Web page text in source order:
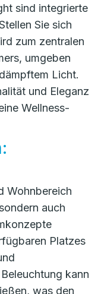
sind integrierte
Sie sich
zum zentralen
umgeben
Licht.
und Eleganz
Wellness-
Wohnbereich
auch
Platzes
kann
was den